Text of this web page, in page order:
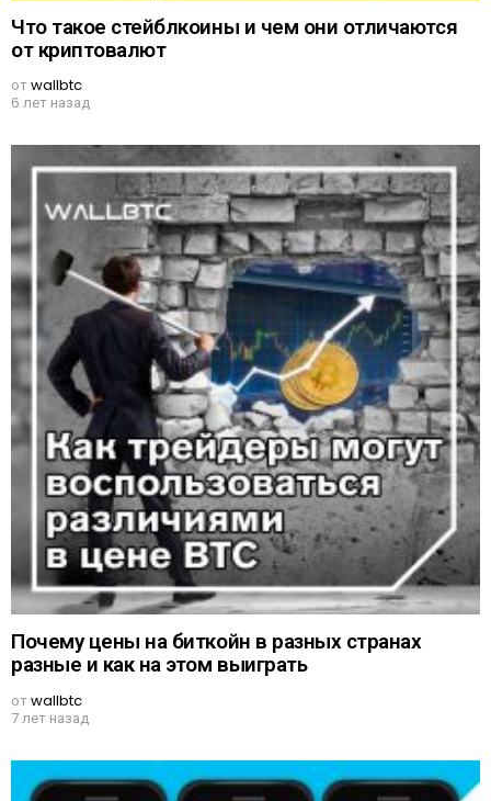
Что такое стейблкоины и чем они отличаются
от криптовалют
отwallbtc
6 лет назад
Почему цены на биткойн в разных странах
разные и как на этом выиграть
отwallbtc
7 лет назад